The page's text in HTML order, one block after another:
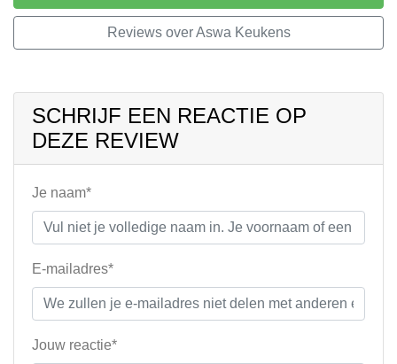
Reviews over Aswa Keukens
SCHRIJF EEN REACTIE OP
DEZE REVIEW
Je naam*
E-mailadres*
Jouw reactie*